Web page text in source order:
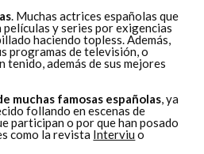
. Muchas actrices españolas que
y series por exigencias
haciendo topless. Además,
programas de televisión, o
tenido, además de sus mejores
muchas famosas españolas, ya
follando en escenas de
participan o por que han posado
como la revista Interviu o